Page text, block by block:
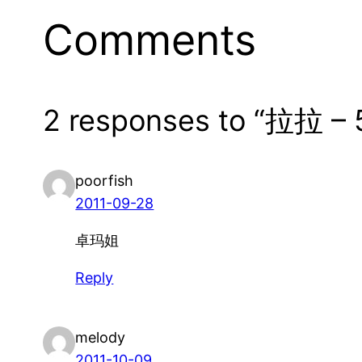
Comments
2 responses to “拉拉 –
poorfish
2011-09-28
卓玛姐
Reply
melody